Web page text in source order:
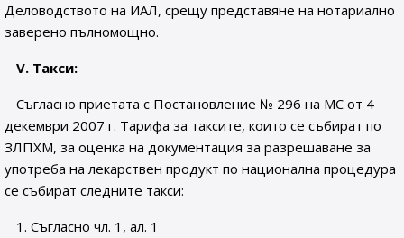
Деловодството на ИАЛ, срещу представяне на нотариално
заверено пълномощно.
V. Такси:
Съгласно приетата с Постановление № 296 на МС от 4
декември 2007 г. Тарифа за таксите, които се събират по
ЗЛПХМ, за оценка на документация за разрешаване за
употреба на лекарствен продукт по национална процедура
се събират следните такси:
1. Съгласно чл. 1, ал. 1